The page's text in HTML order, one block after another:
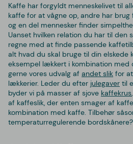
Kaffe har forgyldt menneskelivet til
kaffe for at vågne op, andre har
og en del mennesker finder
Uanset hvilken relation du har til den
regne med at finde passende
alt hvad du skal bruge til din elskede
eksempel lækkert i kombination med
gerne vores udvalg af andet slik for
lækkerier. Leder du efter julegaver til
byder vi på masser af sjove kaffekrus
af kaffeslik, der enten smager af
kombination med kaffe. Tilbehør
temperaturregulerende bordskånere?